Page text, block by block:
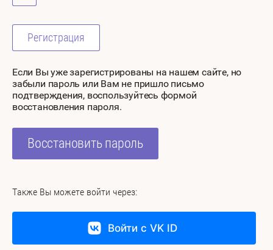
Регистрация
Если Вы уже зарегистрированы на нашем сайте, но
забыли пароль или Вам не пришло письмо
подтверждения, воспользуйтесь формой
восстановления пароля.
Восстановить пароль
Также Вы можете войти через:
Войти с VK ID